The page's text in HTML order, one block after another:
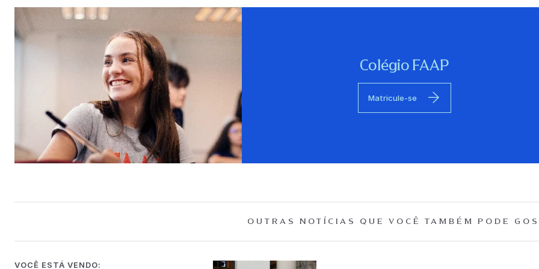
Colégio FAAP
Matricule-se
OUTRAS NOTÍCIAS QUE VOCÊ TAMBÉM PODE
VOCÊ ESTÁ VENDO: